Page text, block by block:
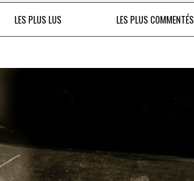
CHEFS & ACTUALITÉS
LES PLUS LUS LES PLUS COMMENTÉS